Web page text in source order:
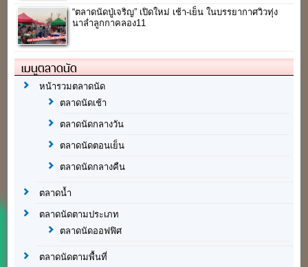
“ตลาดนัดปู่เจริญ” เปิดใหม่ เช้า-เย็น ในบรรยากาศวิวทุ่ง
นาลำลูกกาคลอง11
เมนูตลาดนัด
หน้ารวมตลาดนัด
ตลาดนัดเช้า
ตลาดนัดกลางวัน
ตลาดนัดตอนเย็น
ตลาดนัดกลางคืน
ตลาดน้ำ
ตลาดนัดตามประเภท
ตลาดนัดออฟฟิศ
ตลาดนัดตามพื้นที่